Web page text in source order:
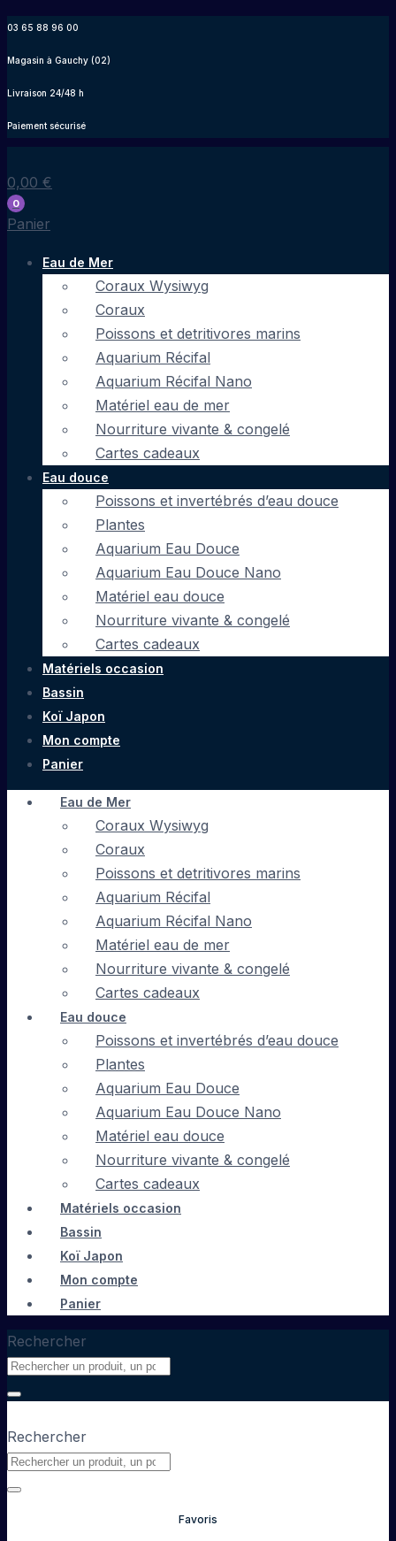
contenu
03 65 88 96 00
Magasin à Gauchy (02)
Livraison 24/48 h
Paiement sécurisé
0,00 €
0
Panier
Eau de Mer
Coraux Wysiwyg
Coraux
Poissons et detritivores marins
Aquarium Récifal
Aquarium Récifal Nano
Matériel eau de mer
Nourriture vivante & congelé
Cartes cadeaux
Eau douce
Poissons et invertébrés d’eau douce
Plantes
Aquarium Eau Douce
Aquarium Eau Douce Nano
Matériel eau douce
Nourriture vivante & congelé
Cartes cadeaux
Matériels occasion
Bassin
Koï Japon
Mon compte
Panier
Eau de Mer
Coraux Wysiwyg
Coraux
Poissons et detritivores marins
Aquarium Récifal
Aquarium Récifal Nano
Matériel eau de mer
Nourriture vivante & congelé
Cartes cadeaux
Eau douce
Poissons et invertébrés d’eau douce
Plantes
Aquarium Eau Douce
Aquarium Eau Douce Nano
Matériel eau douce
Nourriture vivante & congelé
Cartes cadeaux
Matériels occasion
Bassin
Koï Japon
Mon compte
Panier
Rechercher
Rechercher
Favoris